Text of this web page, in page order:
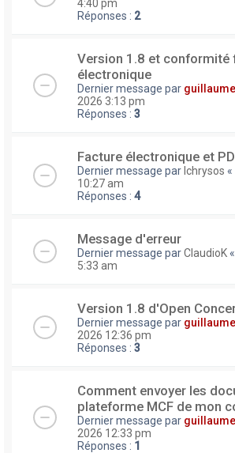
4:40 pm
Réponses : 2
Version 1.8 et conformité
électronique
Dernier message par guillaume
2026 3:13 pm
Réponses : 3
Facture électronique et
Dernier message par lchrysos «
10:27 am
Réponses : 4
Message d'erreur
Dernier message parClaudioK «
5:33 am
Version 1.8 d'Open
Dernier message par guillaume
2026 12:36 pm
Réponses : 3
Comment envoyer les
plateforme MCF de mon
Dernier message par guillaume
2026 12:33 pm
Réponses : 1